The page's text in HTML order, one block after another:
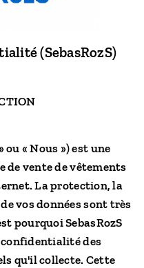
(SebasRozS)
ou « Nous ») est une
vente de vêtements
La protection, la
vos données sont très
pourquoi SebasRozS
confidentialité des
qu'il collecte. Cette